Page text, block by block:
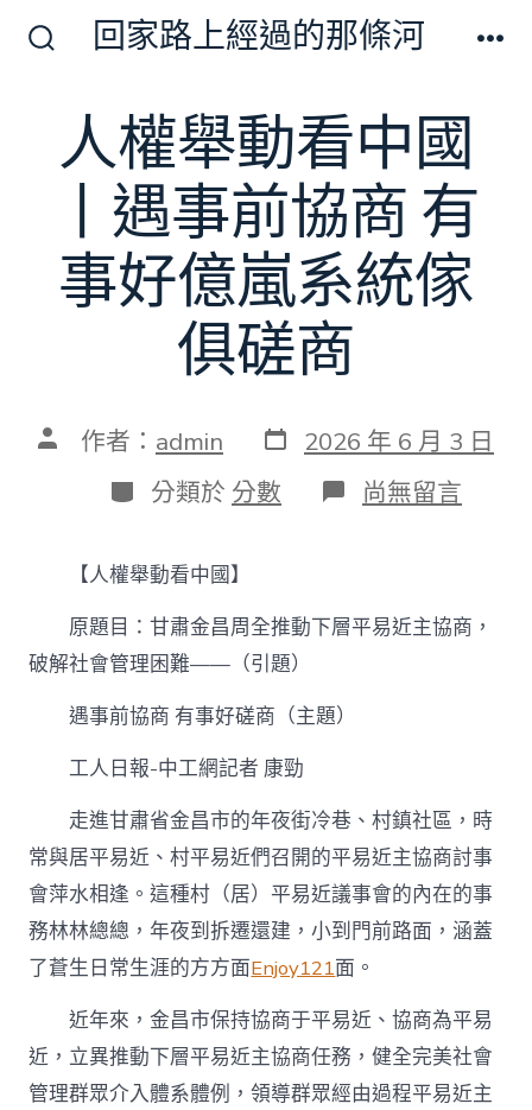
開
回家路上經過的那條河
人權舉動看中國
丨遇事前協商 有
事好億嵐系統傢
俱磋商
文 作者： admin 發
表
日
期
2026 年 6 月 3 日
分
類
分類於 分數 在
〈人
看
中
有
事
好
億
嵐
系
統
俱
磋
商〉
中
尚無留言
【人權舉動看中國】
原題目：甘肅金昌周全推動下層平易近主協商，
破解社會管理困難——（引題）
遇事前協商 有事好磋商（主題）
工人日報-中工網記者 康勁
走進甘肅省金昌市的年夜街冷巷、村鎮社區，時
常與居平易近、村平易近們召開的平易近主協商討事
會萍水相逢。這種村（居）平易近議事會的內在的事
務林林總總，年夜到拆遷還建，小到門前路面，涵蓋
了蒼生日常生涯的方方面Enjoy121面。
近年來，金昌市保持協商于平易近、協商為平易
近，立異推動下層平易近主協商任務，健全完美社會
管理群眾介入體系體例，領導群眾經由過程平易近主